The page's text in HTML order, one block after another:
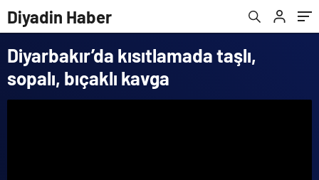
Diyadin Haber
Diyarbakır’da kısıtlamada taşlı,
sopalı, bıçaklı kavga